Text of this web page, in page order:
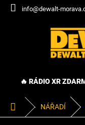
Přejít
info@dewalt-
🔥 RÁDIO XR
Domů NÁŘADÍ